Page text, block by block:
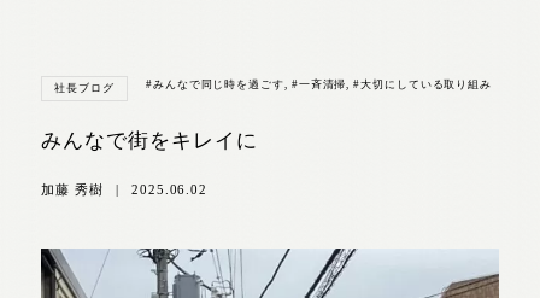
社長ブログ #みんなで同じ時を過ごす, #一斉清掃,#大切にしている取り組み
みんなで街をキレイに
加藤 秀樹 | 2025.06.02